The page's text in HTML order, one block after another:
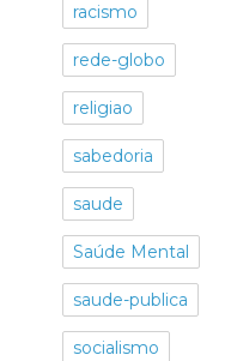
racismo
rede-globo
religiao
sabedoria
saude
Saúde Mental
saude-publica
socialismo